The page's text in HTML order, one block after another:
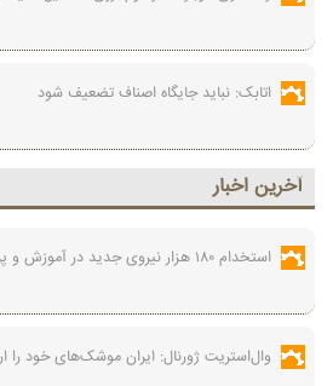
اتابک: نباید جایگاه اصناف تضعیف شود
آخرين اخبار
استخدام ۱۸۰ هزار نیروی جدید در آموزش‌ و پرورش
وال‌استریت ژورنال: ایران موشک‌های خود را